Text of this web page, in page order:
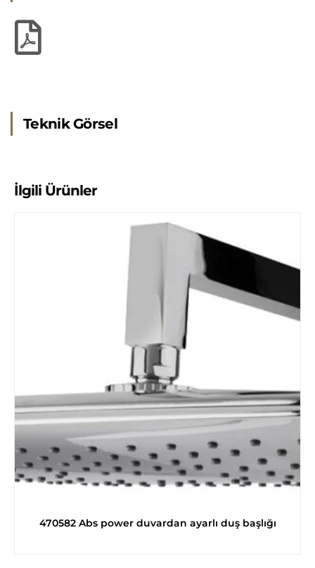
Teknik Görsel
İlgili Ürünler
470582 Abs power duvardan ayarlı duş başlığı